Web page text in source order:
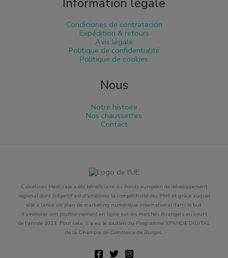
Condiciones de contratación
Expédition & retours
Avis légale
Politique de confidentialité
Politique de cookies
Nous
Notre histoire
Nos chaussettes
Contact
Calcetines Mestizaje a été bénéficiaire du Fonds européen de développement
régional dont l'objectif est d'améliorer la compétitivité des PME et grâce auquel
elle a lancé un plan de marketing numérique international dans le but
d'améliorer son positionnement en ligne sur les marchés étrangers au cours
de l'année 2023. Pour cela, il a eu le soutien du Programme XPANDE DIGITAL
de la Chambre de Commerce de Burgos.